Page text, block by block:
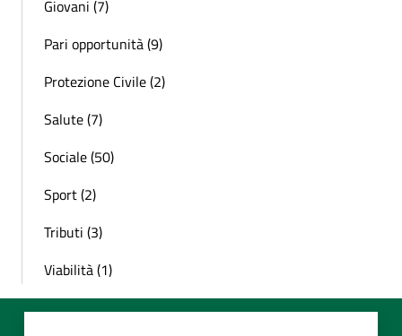
Giovani (7)
Pari opportunità (9)
Protezione Civile (2)
Salute (7)
Sociale (50)
Sport (2)
Tributi (3)
Viabilità (1)